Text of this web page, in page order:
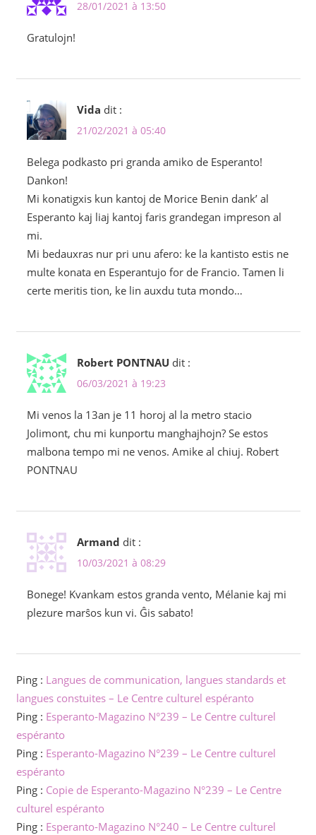
28/01/2021 à 13:50
Gratulojn!
Vida dit :
21/02/2021 à 05:40
Belega podkasto pri granda amiko de Esperanto!
Dankon!
Mi konatigxis kun kantoj de Morice Benin dank’ al
Esperanto kaj liaj kantoj faris grandegan impreson al
mi.
Mi bedauxras nur pri unu afero: ke la kantisto estis ne
multe konata en Esperantujo for de Francio. Tamen li
certe meritis tion, ke lin auxdu tuta mondo…
Robert PONTNAU dit :
06/03/2021 à 19:23
Mi venos la 13an je 11 horoj al la metro stacio
Jolimont, chu mi kunportu manghajhojn? Se estos
malbona tempo mi ne venos. Amike al chiuj. Robert
PONTNAU
Armand dit :
10/03/2021 à 08:29
Bonege! Kvankam estos granda vento, Mélanie kaj mi
plezure marŝos kun vi. Ĝis sabato!
Ping : Langues de communication, langues standards et
langues constuites – Le Centre culturel espéranto
Ping : Esperanto-Magazino N°239 – Le Centre culturel
espéranto
Ping : Esperanto-Magazino N°239 – Le Centre culturel
espéranto
Ping : Copie de Esperanto-Magazino N°239 – Le Centre
culturel espéranto
Ping : Esperanto-Magazino N°240 – Le Centre culturel